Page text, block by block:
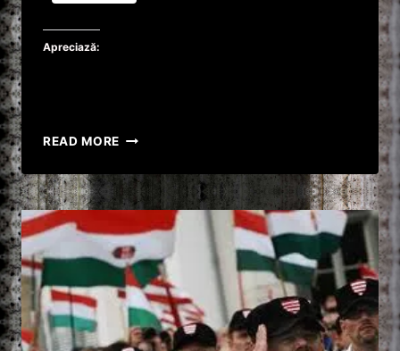
Apreciază:
READ MORE EXECUTIA
ACTIVISTULUI
CIPRIOT
GREC
SOLOMOS
SOLOMOU
/
VIDEO